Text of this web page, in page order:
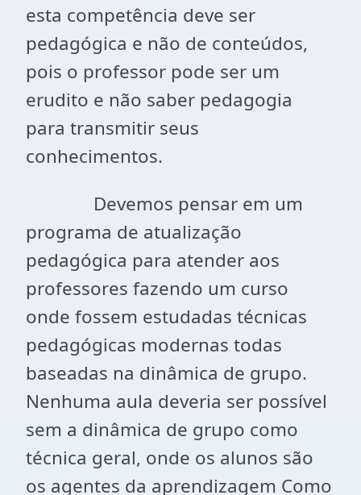
esta competência deve ser
pedagógica e não de conteúdos,
pois o professor pode ser um
erudito e não saber pedagogia
para transmitir seus
conhecimentos.
Devemos pensar em um
programa de atualização
pedagógica para atender aos
professores fazendo um curso
onde fossem estudadas técnicas
pedagógicas modernas todas
baseadas na dinâmica de grupo.
Nenhuma aula deveria ser possível
sem a dinâmica de grupo como
técnica geral, onde os alunos são
os agentes da aprendizagem Como